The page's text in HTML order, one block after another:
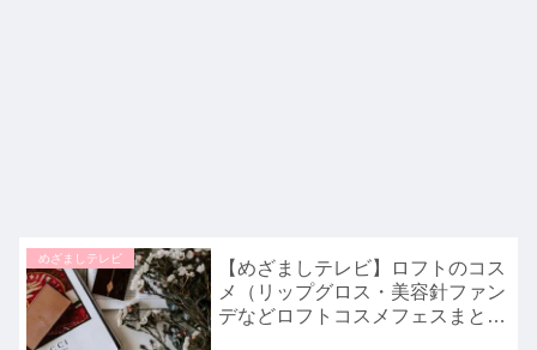
めざましテレビ
【めざましテレビ】ロフトのコス
メ（リップグロス・美容針ファン
デなどロフトコスメフェスまと